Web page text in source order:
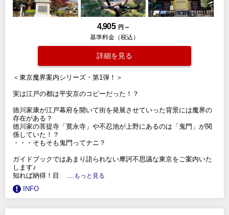
4,905 円 ～
基準料金（税込）
詳細を見る
＜東京魔界案内シリーズ・第1弾！＞
実は江戸の都は平安京のコピーだった！？
徳川家康が江戸幕府を開いて街を発展させていった背景には魔界の
存在がある？
徳川家の菩提寺「寛永寺」や不忍池が上野にあるのは「鬼門」が関
係していた！？
・・・そもそも鬼門ってナニ？
ガイドブックではあまり語られない摩訶不思議な東京をご案内いた
します♪
知れば納得！目
.....もっと見る
INFO